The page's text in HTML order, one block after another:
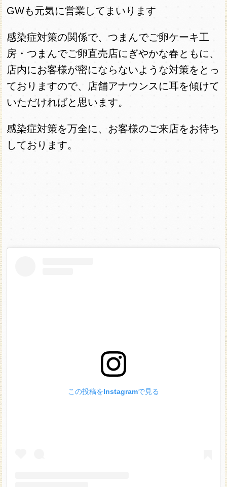
GWも元気に営業してまいります
感染症対策の関係で、つまんでご卵ケーキ工
房・つまんでご卵直売店にぎやかな春ともに、
店内にお客様が密にならないような対策をとっ
ておりますので、店舗アナウンスに耳を傾けて
いただければと思います。
感染症対策を万全に、お客様のご来店をお待ち
しております。
この投稿をInstagramで見る